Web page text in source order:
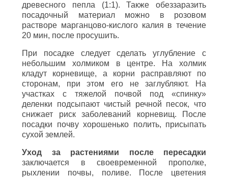
древесного пепла (1:1). Также обеззаразить
посадочный материал можно в розовом
растворе марганцово-кислого калия в течение
20 мин, после просушить.
При посадке следует сделать углубление с
небольшим холмиком в центре. На холмик
кладут корневище, а корни расправляют по
сторонам, при этом его не заглубляют. На
участках с тяжелой почвой под «спинку»
деленки подсыпают чистый речной песок, что
снижает риск заболеваний корневищ. После
посадки почву хорошенько полить, присыпать
сухой землей.
Уход за растениями после пересадки
заключается в своевременной прополке,
рыхлении почвы, поливе. После цветения